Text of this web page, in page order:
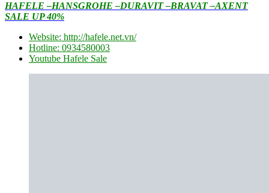
HAFELE –HANSGROHE –DURAVIT –BRAVAT –AXENT
SALE UP 40%
Website: http://hafele.net.vn/
Hotline: 0934580003
Youtube Hafele Sale